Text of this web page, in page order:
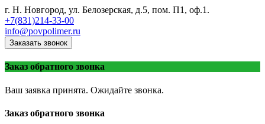
г. Н. Новгород, ул. Белозерская, д.5, пом. П1, оф.1.
+7(831)214-33-00
info@povpolimer.ru
Заказать звонок
Заказ обратного звонка
Ваш заявка принята. Ожидайте звонка.
Заказ обратного звонка